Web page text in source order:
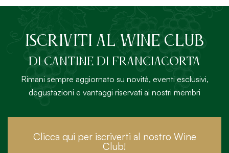
ISCRIVITI AL Wine Club
DI Cantine di Franciacorta
Rimani sempre aggiornato su novità, eventi esclusivi,
degustazioni e vantaggi riservati ai nostri membri
Clicca qui per iscriverti al nostro Wine
Club!